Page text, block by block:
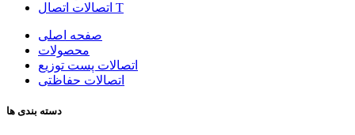
اتصالات اتصال T
صفحه اصلی
محصولات
اتصالات پست توزیع
اتصالات حفاظتی
دسته بندی ها